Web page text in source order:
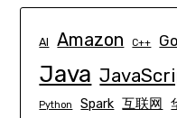
AI Amazon C++
Java
Python Spark 互联网